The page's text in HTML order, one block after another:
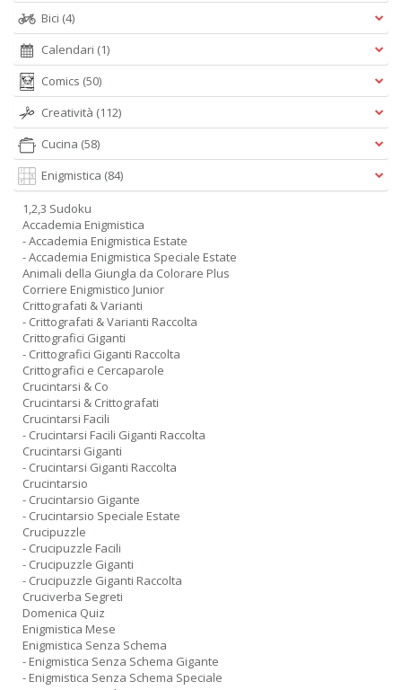
Bici (4)
Calendari (1)
Comics (50)
Creatività (112)
Cucina (58)
Enigmistica (84)
1,2,3 Sudoku
Accademia Enigmistica
- Accademia Enigmistica Estate
- Accademia Enigmistica Speciale Estate
Animali della Giungla da Colorare Plus
Corriere Enigmistico Junior
Crittografati & Varianti
- Crittografati & Varianti Raccolta
Crittografici Giganti
- Crittografici Giganti Raccolta
Crittografici e Cercaparole
Crucintarsi & Co
Crucintarsi & Crittografati
Crucintarsi Facili
- Crucintarsi Facili Giganti Raccolta
Crucintarsi Giganti
- Crucintarsi Giganti Raccolta
Crucintarsio
- Crucintarsio Gigante
- Crucintarsio Speciale Estate
Crucipuzzle
- Crucipuzzle Facili
- Crucipuzzle Giganti
- Crucipuzzle Giganti Raccolta
Cruciverba Segreti
Domenica Quiz
Enigmistica Mese
Enigmistica Senza Schema
- Enigmistica Senza Schema Gigante
- Enigmistica Senza Schema Speciale